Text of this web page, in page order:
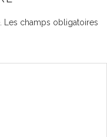
Les champs obligatoires